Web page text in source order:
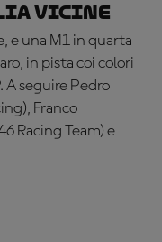
vicine
e una M1 in quarta
in pista coi colori
A seguire Pedro
Franco
Racing Team) e